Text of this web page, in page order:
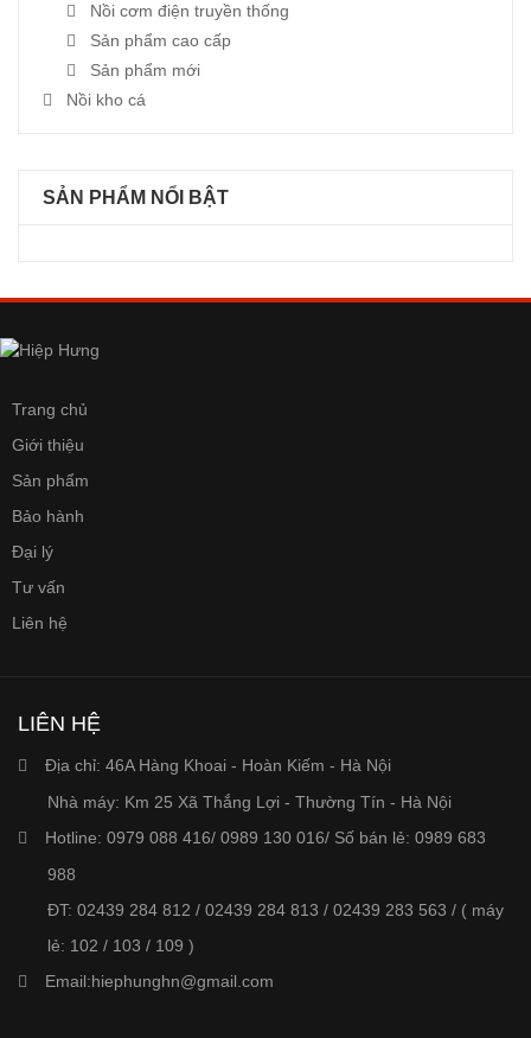
Nồi cơm điện truyền thống
Sản phẩm cao cấp
Sản phẩm mới
Nồi kho cá
SẢN PHẨM NỔI BẬT
Trang chủ
Giới thiệu
Sản phẩm
Bảo hành
Đại lý
Tư vấn
Liên hệ
LIÊN HỆ
Địa chỉ: 46A Hàng Khoai - Hoàn Kiếm - Hà Nội
Nhà máy: Km 25 Xã Thắng Lợi - Thường Tín - Hà Nội
Hotline: 0979 088 416/ 0989 130 016/ Số bán lẻ: 0989 683
988
ĐT: 02439 284 812 / 02439 284 813 / 02439 283 563 / ( máy
lẻ: 102 / 103 / 109 )
Email:hiephunghn@gmail.com